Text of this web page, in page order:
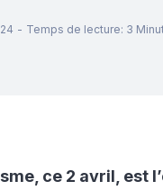
- Temps de lecture: 3
ce 2 avril, est